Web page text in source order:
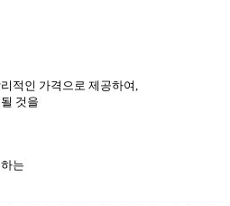
적인 가격으로 제공하여,
것을
는